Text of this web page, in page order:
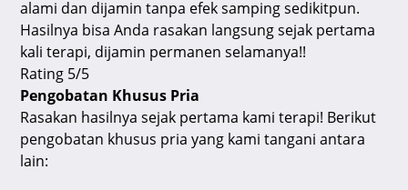
alami dan dijamin tanpa efek samping sedikitpun.
Hasilnya bisa Anda rasakan langsung sejak pertama
kali terapi, dijamin permanen selamanya!!
Rating 5/5
Pengobatan Khusus Pria
Rasakan hasilnya sejak pertama kami terapi! Berikut
pengobatan khusus pria yang kami tangani antara
lain: